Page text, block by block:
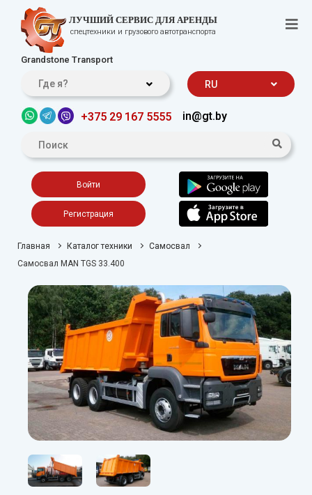
ЛУЧШИЙ СЕРВИС ДЛЯ АРЕНДЫ
спецтехники и грузового автотранспорта
Grandstone Transport
Где я? RU
+375 29 167 5555 in@gt.by
Войти
Регистрация
Главная Каталог техники
Самосвал
Самосвал MAN TGS 33.400